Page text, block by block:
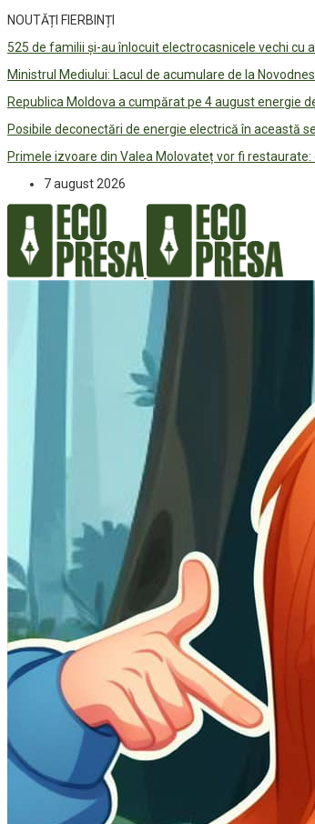
NOUTĂȚI FIERBINȚI
525 de familii și-au înlocuit electrocasnicele vechi cu
Ministrul Mediului: Lacul de acumulare de la
Republica Moldova a cumpărat pe 4 august energie
Posibile deconectări de energie electrică în această
Primele izvoare din Valea Molovateț vor fi
7 august 2026